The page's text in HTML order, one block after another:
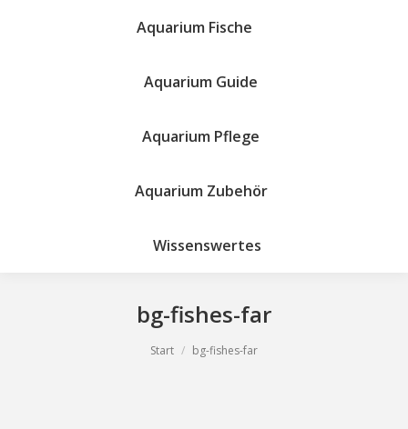
Aquarium Fische
Aquarium Guide
Aquarium Pflege
Aquarium Zubehör
Wissenswertes
bg-fishes-far
Start bg-fishes-far